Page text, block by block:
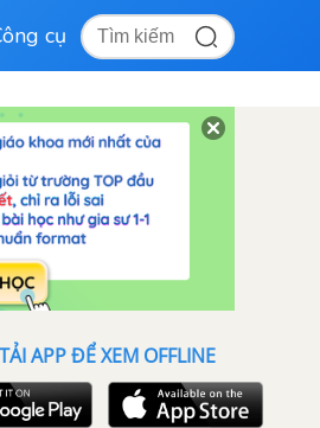
cụ
TẢI APP ĐỂ XEM OFFLINE